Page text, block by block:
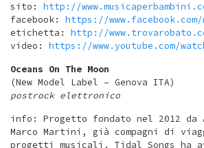
sito: http://
facebook: https://www.facebook.com/
etichetta: http://
video: https://www.youtube.com/
Oceans On The Moon
(New Model Label – Genova ITA)
postrock elettronico
info: Progetto fondato nel 2012 da
Marco Martini, già compagni di
progetti musicali. Tidal Songs ha